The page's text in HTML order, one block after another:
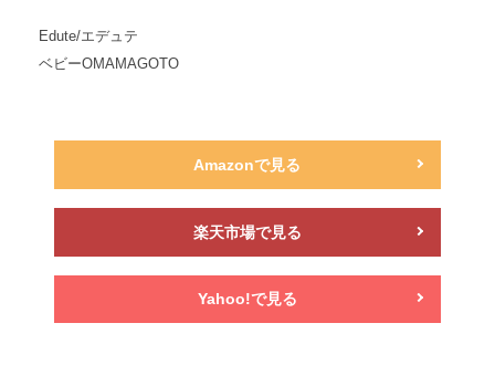
Edute/エデュテ
ベビーOMAMAGOTO
Amazonで見る
楽天市場で見る
Yahoo!で見る